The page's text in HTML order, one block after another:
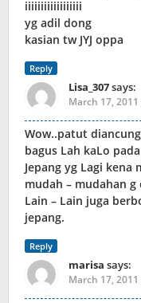
iiiiiiiiiiiiiiiiii
yg adil dong
kasian tw JYJ oppa
Reply
Lisa_307says:
March 17,
Wow..patut
bagus Lah kaLo
Jepang yg Lagi kena
mudah – mudahan
Lain – Lain juga
jepang.
Reply
marisa says:
March 17,